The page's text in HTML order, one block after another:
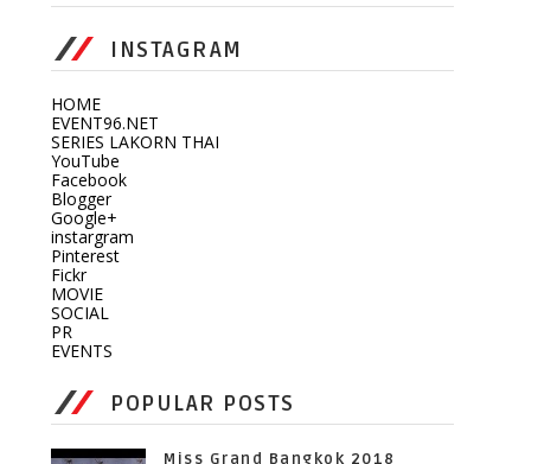
INSTAGRAM
HOME
EVENT96.NET
SERIES LAKORN THAI
YouTube
Facebook
Blogger
Google+
instargram
Pinterest
Fickr
MOVIE
SOCIAL
PR
EVENTS
POPULAR POSTS
Miss Grand Bangkok 2018